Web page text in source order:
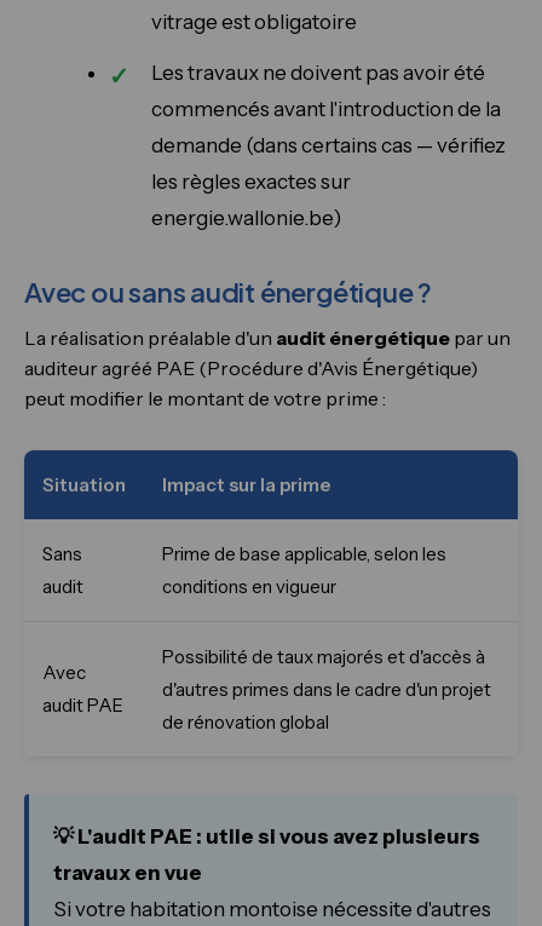
vitrage est obligatoire
Les travaux ne doivent pas avoir été
commencés avant l'introduction de la
demande (dans certains cas — vérifiez
les règles exactes sur
energie.wallonie.be)
Avec ou sans audit énergétique ?
La réalisation préalable d'un audit énergétique par un
auditeur agréé PAE (Procédure d'Avis Énergétique)
peut modifier le montant de votre prime :
Situation Impact sur la prime
Sans
audit
Prime de base applicable, selon les
conditions en vigueur
Avec
audit PAE
Possibilité de taux majorés et d'accès à
d'autres primes dans le cadre d'un projet
de rénovation global
💡 L'audit PAE : utile si vous avez plusieurs
travaux en vue
Si votre habitation montoise nécessite d'autres